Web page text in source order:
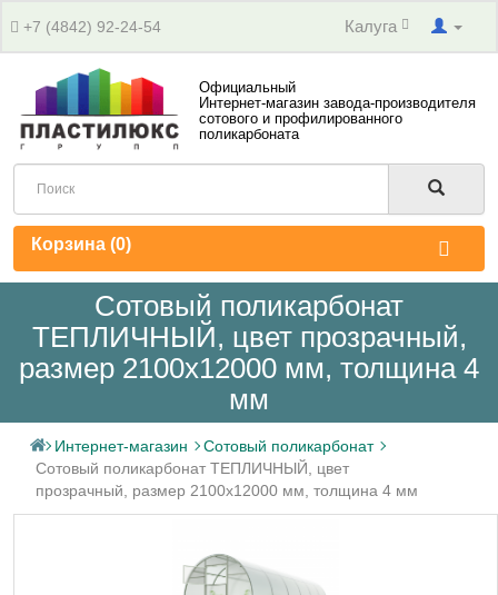
+7 (4842) 92-24-54 Калуга
Официальный
Интернет-магазин завода-производителя
сотового и профилированного
поликарбоната
Корзина (0)
Сотовый поликарбонат
ТЕПЛИЧНЫЙ, цвет прозрачный,
размер 2100x12000 мм, толщина 4
мм
Интернет-магазин
Сотовый поликарбонат
Сотовый поликарбонат ТЕПЛИЧНЫЙ, цвет
прозрачный, размер 2100x12000 мм, толщина 4 мм